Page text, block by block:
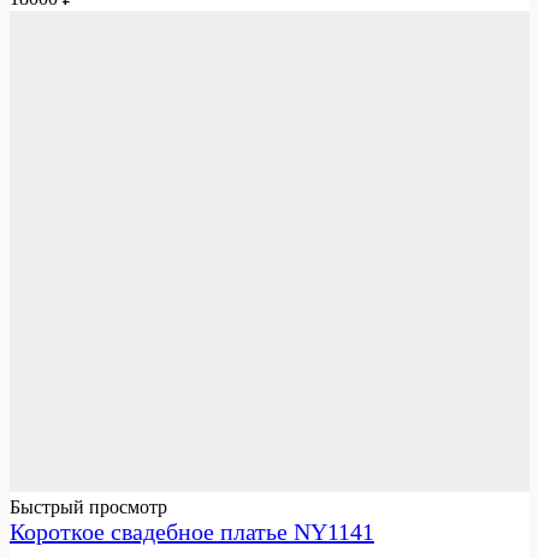
Быстрый просмотр
Короткое свадебное платье NY1141